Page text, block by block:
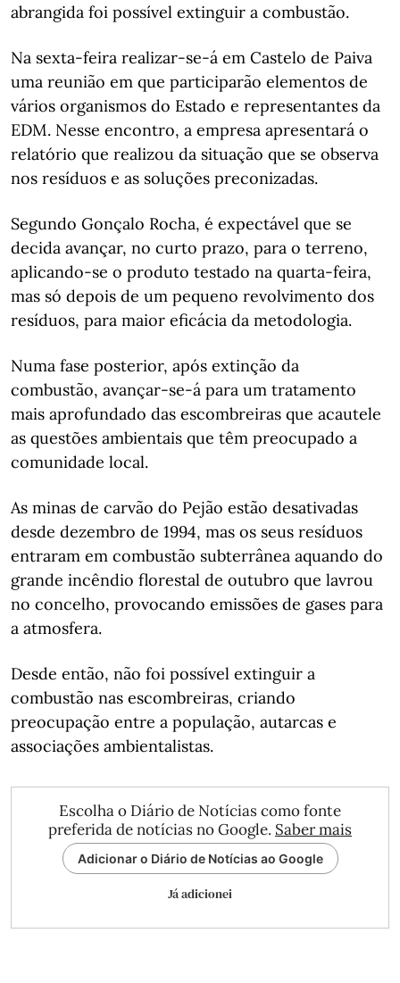
abrangida foi possível extinguir a combustão.
Na sexta-feira realizar-se-á em Castelo de Paiva
uma reunião em que participarão elementos de
vários organismos do Estado e representantes da
EDM. Nesse encontro, a empresa apresentará o
relatório que realizou da situação que se observa
nos resíduos e as soluções preconizadas.
Segundo Gonçalo Rocha, é expectável que se
decida avançar, no curto prazo, para o terreno,
aplicando-se o produto testado na quarta-feira,
mas só depois de um pequeno revolvimento dos
resíduos, para maior eficácia da metodologia.
Numa fase posterior, após extinção da
combustão, avançar-se-á para um tratamento
mais aprofundado das escombreiras que acautele
as questões ambientais que têm preocupado a
comunidade local.
As minas de carvão do Pejão estão desativadas
desde dezembro de 1994, mas os seus resíduos
entraram em combustão subterrânea aquando do
grande incêndio florestal de outubro que lavrou
no concelho, provocando emissões de gases para
a atmosfera.
Desde então, não foi possível extinguir a
combustão nas escombreiras, criando
preocupação entre a população, autarcas e
associações ambientalistas.
Escolha o Diário de Notícias como fonte
preferida de notícias no Google. Saber mais
Adicionar o Diário de Notícias ao Google
Já adicionei